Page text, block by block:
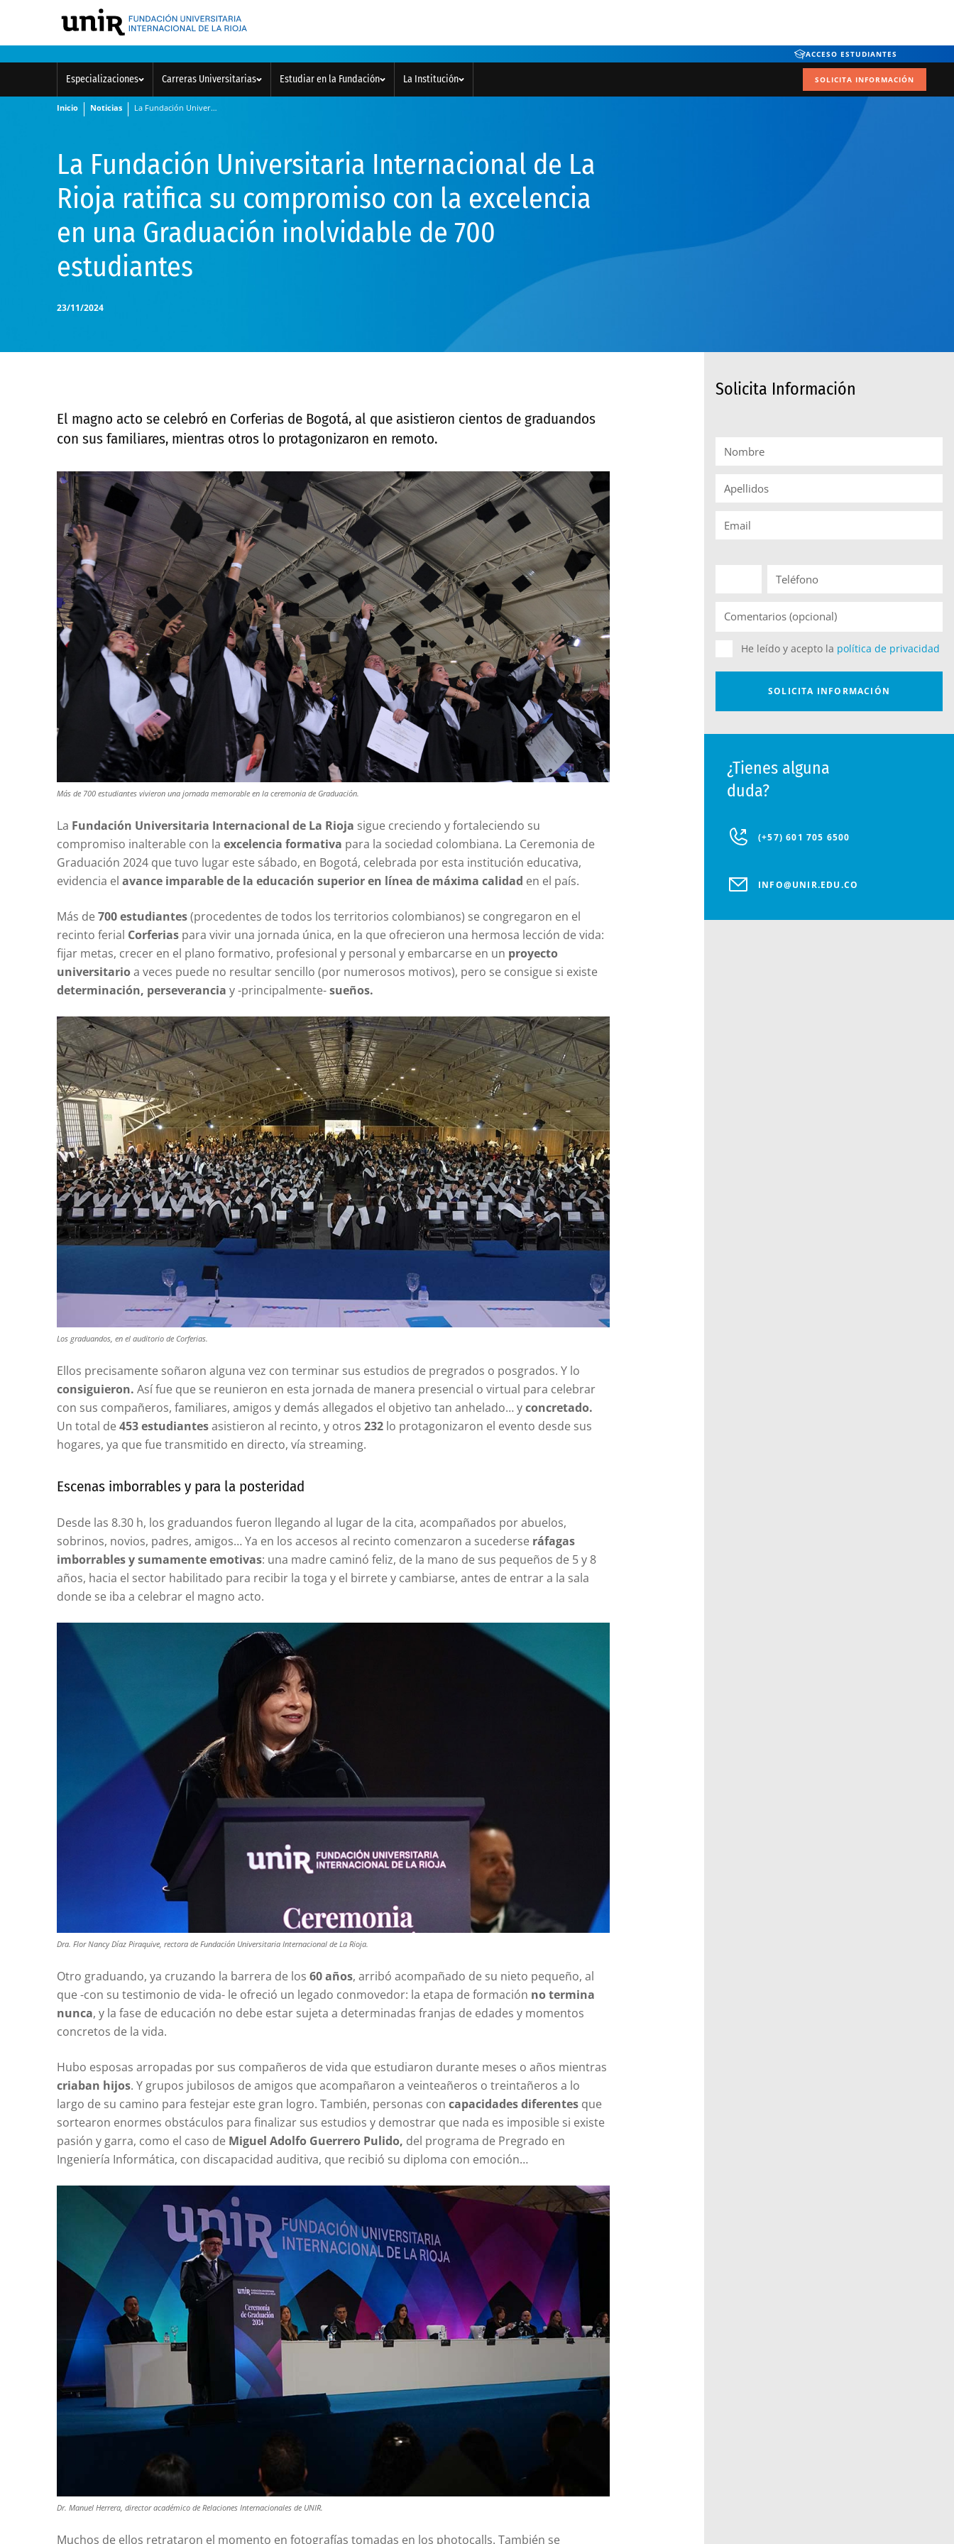
ACCESO ESTUDIANTES
SOLICITA INFORMACIÓN
Especializaciones Carreras Universitarias Estudiar en la Fundación La Institución
Inicio Noticias La Fundación Universitaria Internacional de La Rioja ratifica su compromiso con la excelencia en una Graduación inolvidable de 700 estudiantes
23/11/2024
La Fundación Universitaria Internacional de La
Rioja ratifica su compromiso con la excelencia
en una Graduación inolvidable de 700
estudiantes
El magno acto se celebró en Corferias de Bogotá, al que asistieron cientos de graduandos
con sus familiares, mientras otros lo protagonizaron en remoto.
Más de 700 estudiantes vivieron una jornada memorable en la ceremonia de Graduación.
La Fundación Universitaria Internacional de La Rioja sigue creciendo y fortaleciendo su
compromiso inalterable con la excelencia formativa para la sociedad colombiana. La Ceremonia de
Graduación 2024 que tuvo lugar este sábado, en Bogotá, celebrada por esta institución educativa,
evidencia el avance imparable de la educación superior en línea de máxima calidad en el país.
Más de700 estudiantes(procedentes de todos los territorios colombianos) se congregaron en el
recinto ferial Corferias para vivir una jornada única, en la que ofrecieron una hermosa lección de vida:
fijar metas, crecer en el plano formativo, profesional y personal y embarcarse en un proyecto
universitarioa veces puede no resultar sencillo (por numerosos motivos), pero se consigue si existe
determinación, perseverancia y -principalmente-sueños.
Los graduandos, en el auditorio de Corferias.
Ellos precisamente soñaron alguna vez con terminar sus estudios de pregrados o posgrados. Y lo
consiguieron. Así fue que se reunieron en esta jornada de manera presencial o virtual para celebrar
con sus compañeros, familiares, amigos y demás allegados el objetivo tan anhelado… yconcretado.
Un total de453 estudiantesasistieron al recinto, y otros 232 lo protagonizaron el evento desde sus
hogares, ya que fue transmitido en directo, vía streaming.
Escenas imborrables y para la posteridad
Desde las 8.30 h, los graduandos fueron llegando al lugar de la cita, acompañados por abuelos,
sobrinos, novios, padres, amigos… Ya en los accesos al recinto comenzaron a sucederse ráfagas
imborrables y sumamente emotivas: una madre caminó feliz, de la mano de sus pequeños de 5 y 8
años, hacia el sector habilitado para recibir la toga y el birrete y cambiarse, antes de entrar a la sala
donde se iba a celebrar el magno acto.
Dra. Flor Nancy Díaz Piraquive, rectora de Fundación Universitaria Internacional de La Rioja.
Otro graduando, ya cruzando la barrera de los 60 años, arribó acompañado de su nieto pequeño, al
que -con su testimonio de vida- le ofreció un legado conmovedor: la etapa de formación no termina
nunca, y la fase de educación no debe estar sujeta a determinadas franjas de edades y momentos
concretos de la vida.
Hubo esposas arropadas por sus compañeros de vida que estudiaron durante meses o años mientras
criaban hijos. Y grupos jubilosos de amigos que acompañaron a veinteañeros o treintañeros a lo
largo de su camino para festejar este gran logro. También, personas con capacidades diferentes que
sortearon enormes obstáculos para finalizar sus estudios y demostrar que nada es imposible si existe
pasión y garra, como el caso de Miguel Adolfo Guerrero Pulido, del programa de Pregrado en
Ingeniería Informática, con discapacidad auditiva, que recibió su diploma con emoción…
Dr. Manuel Herrera, director académico de Relaciones Internacionales de UNIR.
Muchos de ellos retrataron el momento en fotografías tomadas en los photocalls. También se
Solicita Información
¿Tienes alguna
duda?
(+57) 601 705 6500
INFO@UNIR.EDU.CO